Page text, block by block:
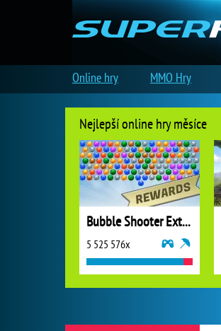
Nejlepší online hry měsíce
Bubble Shooter Extreme
5 525 576x
Online hry MMO Hry